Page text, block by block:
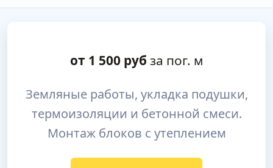
от 1 500руб за пог. м
Земляные работы, укладка подушки,
термоизоляции и бетонной смеси.
Монтаж блоков с утеплением